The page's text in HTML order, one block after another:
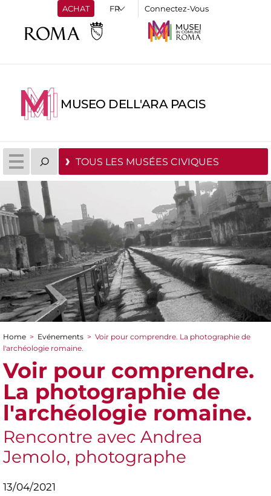
ACHAT Connectez-Vous
MUSEO DELL'ARA PACIS
TOUS LES MUSÉES CIVIQUES
You are here
Home > Evénements > Voir pour comprendre. La photographie de
l'archéologie romaine.
Voir pour comprendre.
La photographie de
l'archéologie romaine.
Rencontre avec Andrea
Jemolo, photographe
13/04/2021